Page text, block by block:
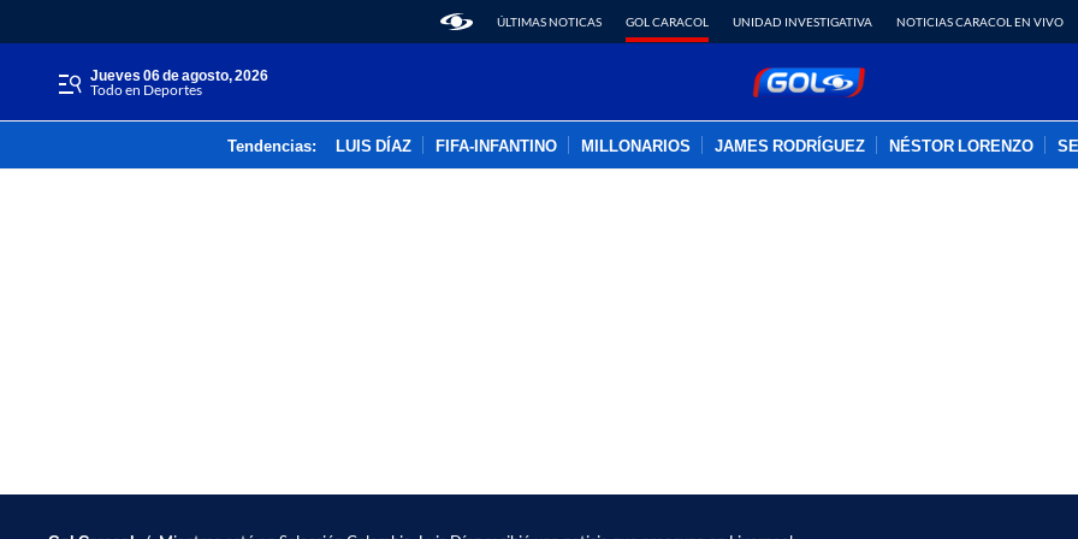
ÚLTIMAS NOTICAS GOL CARACOL UNIDAD INVESTIGATIVA NOTICIAS CARACOL EN VIVO
jueves 06 de agosto, 2026
Todo en Deportes
Tendencias: LUIS DÍAZ FIFA-INFANTINO MILLONARIOS JAMES RODRÍGUEZ NÉSTOR LORENZO